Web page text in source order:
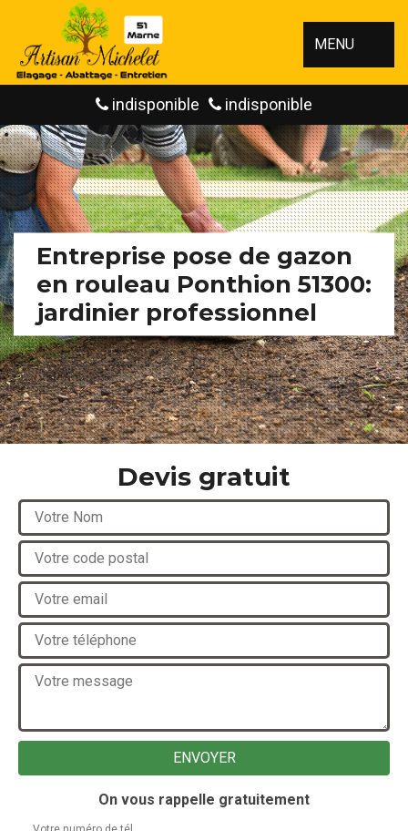
MENU
indisponible indisponible
Entreprise pose de gazon
en rouleau Ponthion 51300:
jardinier professionnel
Devis gratuit
On vous rappelle gratuitement